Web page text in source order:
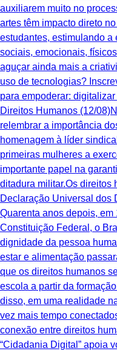
auxiliarem muito no
artes têm impacto direto
estudantes, estimulando a
sociais, emocionais,
aguçar ainda mais a
uso de tecnologias?
para empoderar:
Direitos Humanos (12/
relembrar a importância
homenagem à líder
primeiras mulheres a
importante papel na
ditadura militar.Os direitos
Declaração Universal dos
Quarenta anos depois,
Constituição Federal, o
dignidade da pessoa
estar e alimentação
que os direitos humanos
escola a partir da
disso, em uma realidade
vez mais tempo
conexão entre direitos
“Cidadania Digital” apoia